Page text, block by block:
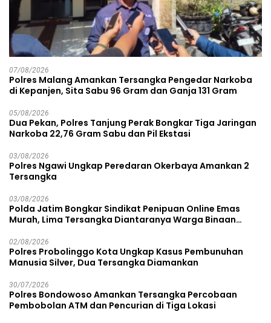
07/08/2026
Polres Malang Amankan Tersangka Pengedar Narkoba
di Kepanjen, Sita Sabu 96 Gram dan Ganja 131 Gram
05/08/2026
Dua Pekan, Polres Tanjung Perak Bongkar Tiga Jaringan
Narkoba 22,76 Gram Sabu dan Pil Ekstasi
03/08/2026
Polres Ngawi Ungkap Peredaran Okerbaya Amankan 2
Tersangka
03/08/2026
Polda Jatim Bongkar Sindikat Penipuan Online Emas
Murah, Lima Tersangka Diantaranya Warga Binaan
02/08/2026
Polres Probolinggo Kota Ungkap Kasus Pembunuhan
Manusia Silver, Dua Tersangka Diamankan
30/07/2026
Polres Bondowoso Amankan Tersangka Percobaan
Pembobolan ATM dan Pencurian di Tiga Lokasi